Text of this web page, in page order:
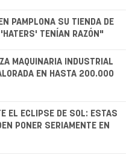
PAMPLONA SU TIENDA DE
TENÍAN RAZÓN"
MAQUINARIA INDUSTRIAL
EN HASTA 200.000
EL ECLIPSE DE SOL: ESTAS
PONER SERIAMENTE EN